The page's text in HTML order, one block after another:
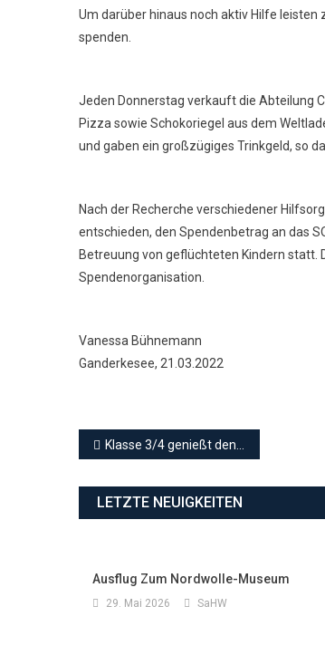
Um darüber hinaus noch aktiv Hilfe
spenden.
Jeden Donnerstag verkauft die Abteilung
Pizza sowie Schokoriegel aus dem
und gaben ein großzügiges Trinkgeld, so
Nach der Recherche verschiedener
entschieden, den Spendenbetrag an das
Betreuung von geflüchteten Kindern statt.
Spendenorganisation.
Vanessa Bühnemann
Ganderkesee, 21.03.2022
Beitragsnavigation
Klasse 3/4 genießt den Sonnenschein
LETZTE NEUIGKEITEN
Ausflug Zum Nordwolle-Museum
29. Mai 2026 SaHW